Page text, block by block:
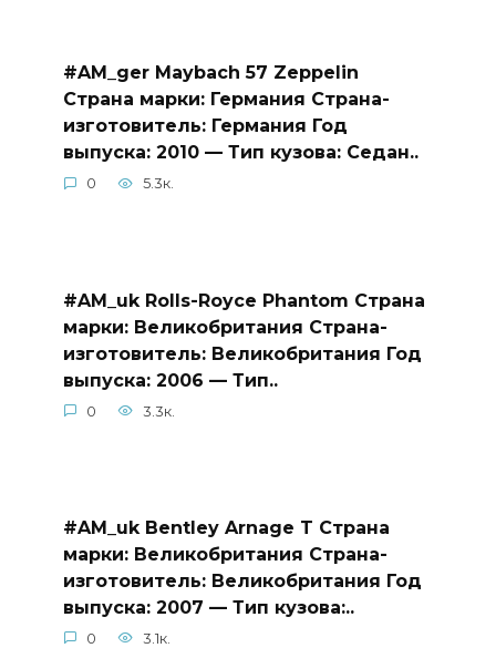
#AM_ger Maybach 57 Zeppelin
Страна марки: Германия Страна-
изготовитель: Германия Год
выпуска: 2010 — Тип кузова: Седан..
0 5.3к.
#AM_uk Rolls-Royce Phantom Страна
марки: Великобритания Страна-
изготовитель: Великобритания Год
выпуска: 2006 — Тип..
0 3.3к.
#AM_uk Bentley Arnage T Страна
марки: Великобритания Страна-
изготовитель: Великобритания Год
выпуска: 2007 — Тип кузова:..
0 3.1к.